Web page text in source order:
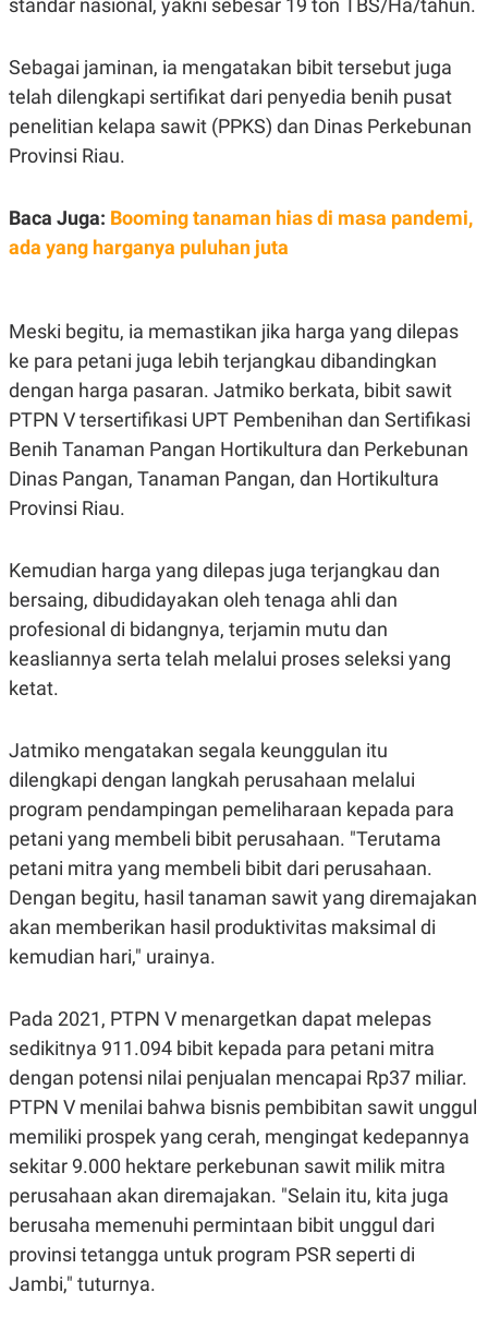
S
A
T
A
S
K
O
N
T
V
L
I
S
JARINGAN
K
O
T
N
A
A
M
Y
P
R
S
R
E
E
E
.
I
A
N
G
N
N
E
T
K
I
N
E
A
M
T
E
E
P
A
P
E
A
V
E
R
S
N
G
K
G
M
D
I
A
.
D
Sebagai jaminan, ia mengatakan bibit tersebut juga
telah dilengkapi sertifikat dari penyedia benih pusat
penelitian kelapa sawit (PPKS) dan Dinas Perkebunan
Provinsi Riau.
Baca Juga: Booming tanaman hias di masa pandemi,
ada yang harganya puluhan juta
Meski begitu, ia memastikan jika harga yang dilepas
ke para petani juga lebih terjangkau dibandingkan
dengan harga pasaran. Jatmiko berkata, bibit sawit
PTPN V tersertifikasi UPT Pembenihan dan Sertifikasi
Benih Tanaman Pangan Hortikultura dan Perkebunan
Dinas Pangan, Tanaman Pangan, dan Hortikultura
Provinsi Riau.
Kemudian harga yang dilepas juga terjangkau dan
bersaing, dibudidayakan oleh tenaga ahli dan
profesional di bidangnya, terjamin mutu dan
keasliannya serta telah melalui proses seleksi yang
ketat.
Jatmiko mengatakan segala keunggulan itu
dilengkapi dengan langkah perusahaan melalui
program pendampingan pemeliharaan kepada para
petani yang membeli bibit perusahaan. "Terutama
petani mitra yang membeli bibit dari perusahaan.
Dengan begitu, hasil tanaman sawit yang diremajakan
akan memberikan hasil produktivitas maksimal di
kemudian hari," urainya.
Pada 2021, PTPN V menargetkan dapat melepas
sedikitnya 911.094 bibit kepada para petani mitra
dengan potensi nilai penjualan mencapai Rp37 miliar.
PTPN V menilai bahwa bisnis pembibitan sawit unggul
memiliki prospek yang cerah, mengingat kedepannya
sekitar 9.000 hektare perkebunan sawit milik mitra
perusahaan akan diremajakan. "Selain itu, kita juga
berusaha memenuhi permintaan bibit unggul dari
provinsi tetangga untuk program PSR seperti di
Jambi," tuturnya.